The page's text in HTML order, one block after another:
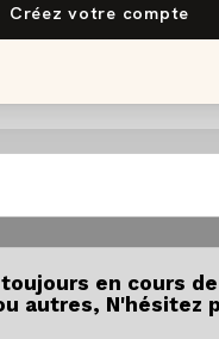
Créez votre compte
en cours
autres, N'hésitez